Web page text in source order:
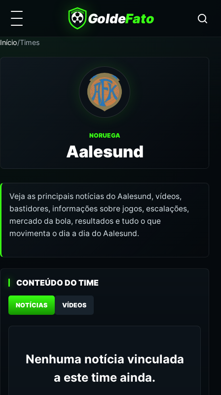
GoldeFato
Início/Times
NORUEGA
Aalesund
Veja as principais notícias do Aalesund, vídeos,
bastidores, informações sobre jogos, escalações,
mercado da bola, resultados e tudo o que
movimenta o dia a dia do Aalesund.
CONTEÚDO DO TIME
NOTÍCIAS VÍDEOS
Nenhuma notícia vinculada
a este time ainda.